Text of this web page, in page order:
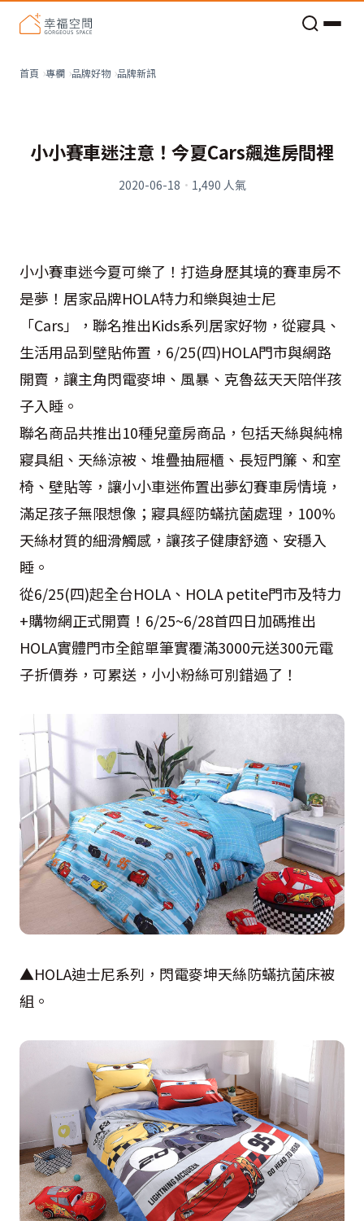
首頁 專欄 品牌好物 品牌新訊
小小賽車迷注意！今夏Cars飆進房間裡
2020-06-18 · 1,490 人氣
小小賽車迷今夏可樂了！打造身歷其境的賽車房不
是夢！居家品牌HOLA特力和樂與迪士尼
「Cars」，聯名推出Kids系列居家好物，從寢具、
生活用品到壁貼佈置， 6/25(四)HOLA門市與網路
開賣，讓主角閃電麥坤、風暴、克魯茲天天陪伴孩
子入睡。
聯名商品共推出10種兒童房商品，包括天絲與純棉
寢具組、天絲涼被、堆疊抽屜櫃、長短門簾、和室
椅、壁貼等，讓小小車迷佈置出夢幻賽車房情境，
滿足孩子無限想像；寢具經防蟎抗菌處理， 100%
天絲材質的細滑觸感，讓孩子健康舒適、安穩入
睡。
從6/25(四)起全台HOLA 、 HOLA petite門市及特力
+購物網正式開賣！ 6/25~6/28首四日加碼推出
HOLA實體門市全館單筆實覆滿3000元送300元電
子折價券，可累送，小小粉絲可別錯過了！
▲HOLA迪士尼系列，閃電麥坤天絲防蟎抗菌床被
組。